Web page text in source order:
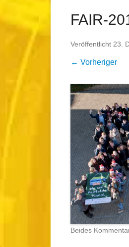
FAIR-
Veröffentlicht 23.
← Vorheriger
Beides